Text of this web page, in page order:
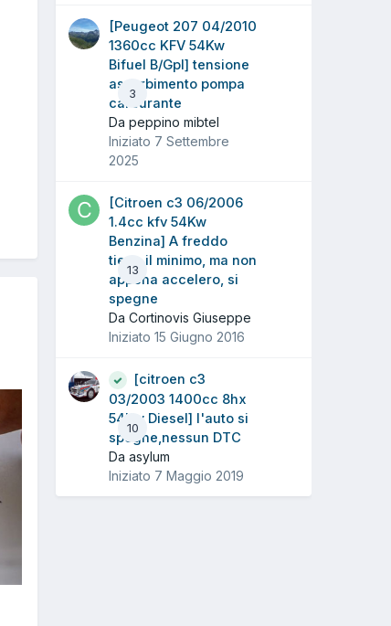
3
[Peugeot 207 04/2010
1360cc KFV 54Kw
Bifuel B/Gpl] tensione
assorbimento pompa
carburante
Da peppino mibtel
Iniziato 7 Settembre
2025
13
[Citroen c3 06/2006
1.4cc kfv 54Kw
Benzina] A freddo
tiene il minimo, ma non
appena accelero, si
spegne
Da Cortinovis Giuseppe
Iniziato 15 Giugno 2016
10
[citroen c3
03/2003 1400cc 8hx
54Kw Diesel] l'auto si
spegne,nessun DTC
Da asylum
Iniziato 7 Maggio 2019